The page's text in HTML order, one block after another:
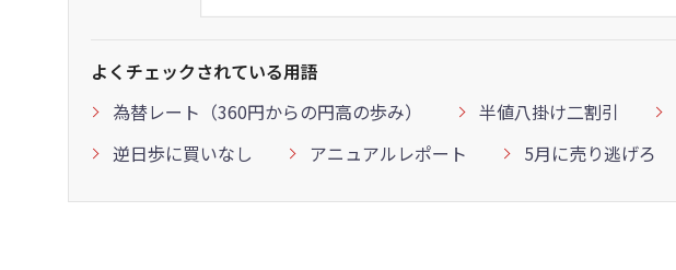
よくチェックされている用語
為替レート（360円からの円高の歩み）
半値八掛け二割引
逆日歩に買いなし
アニュアルレポート 5月に売り逃げろ